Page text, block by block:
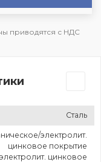
приводятся с НДС
Сталь
электролит.
цинковое покрытие
электролит. цинковое